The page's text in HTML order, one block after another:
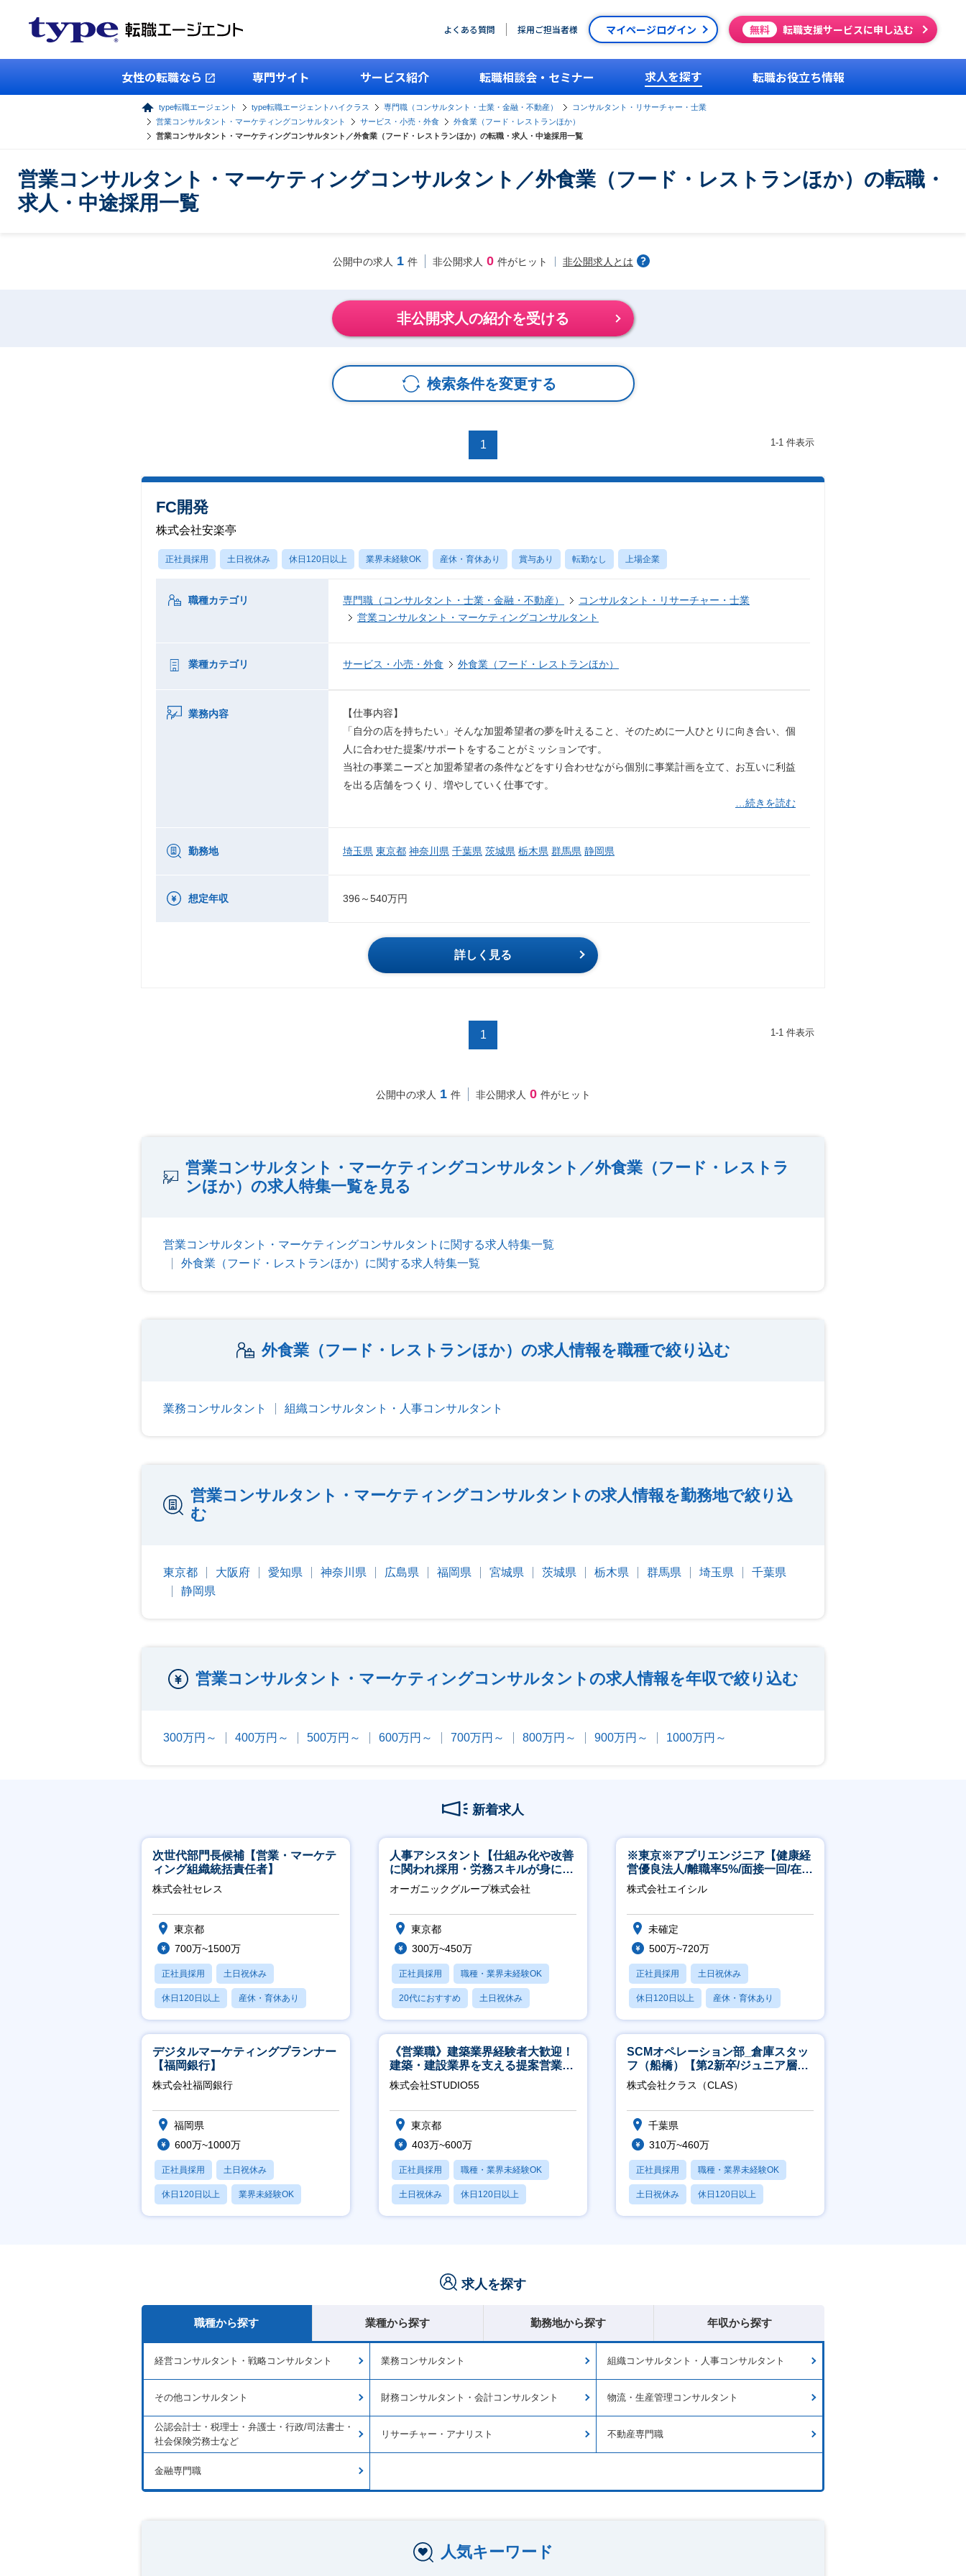
よくある質問 採用ご担当者様 マイページログイン 無料 転職支援サービスに申し込む
女性の転職なら 専門サイト サービス紹介 転職相談会・セミナー 求人を探す 転職お役立ち情報
type転職エージェント type転職エージェントハイクラス 専門職（コンサルタント・士業・金融・不動産）
コンサルタント・リサーチャー・士業
営業コンサルタント・マーケティングコンサルタント
サービス・小売・外食
外食業（フード・レストランほか）
営業コンサルタント・マーケティングコンサルタント／外食業（フード・レストランほか）の転職・求人・中途採用一覧
営業コンサルタント・マーケティングコンサルタント／外食業（フード・レストランほか）の転職・
求人・中途採用一覧
公開中の求人 1 件 非公開求人 0 件がヒット 非公開求人とは
非公開求人の紹介を受ける
検索条件を変更する
1 1-1 件表示
FC開発
株式会社安楽亭
正社員採用 土日祝休み 休日120日以上 業界未経験OK 産休・育休あり 賞与あり 転勤なし 上場企業
職種カテゴリ 専門職（コンサルタント・士業・金融・不動産）
コンサルタント・リサーチャー・士業
営業コンサルタント・マーケティングコンサルタント
業種カテゴリ サービス・小売・外食 外食業（フード・レストランほか）
業務内容
【仕事内容】
「自分の店を持ちたい」そんな加盟希望者の夢を叶えること、そのために一人ひとりに向き合い、個
人に合わせた提案/サポートをすることがミッションです。
当社の事業ニーズと加盟希望者の条件などをすり合わせながら個別に事業計画を立て、お互いに利益
を出る店舗をつくり、増やしていく仕事です。
…続きを読む
勤務地 埼玉県 東京都 神奈川県 千葉県 茨城県 栃木県 群馬県 静岡県
想定年収 396～540万円
詳しく見る
1 1-1 件表示
公開中の求人 1 件 非公開求人 0 件がヒット
営業コンサルタント・マーケティングコンサルタント／外食業（フード・レストラ
ンほか）の求人特集一覧を見る
営業コンサルタント・マーケティングコンサルタントに関する求人特集一覧
外食業（フード・レストランほか）に関する求人特集一覧
外食業（フード・レストランほか）の求人情報を職種で絞り込む
業務コンサルタント 組織コンサルタント・人事コンサルタント
営業コンサルタント・マーケティングコンサルタントの求人情報を勤務地で絞り込
む
東京都 大阪府 愛知県 神奈川県 広島県 福岡県 宮城県 茨城県 栃木県 群馬県 埼玉県
千葉県
静岡県
営業コンサルタント・マーケティングコンサルタントの求人情報を年収で絞り込む
300万円～ 400万円～ 500万円～ 600万円～ 700万円～ 800万円～ 900万円～ 1000万円～
新着求人
次世代部門長候補【営業・マーケテ
ィング組織統括責任者】
株式会社セレス
東京都
700万~1500万
正社員採用 土日祝休み
休日120日以上 産休・育休あり
賞与あり
人事アシスタント【仕組み化や改善
に関われ採用・労務スキルが身につ
く環境／年商120億円超の事業会
社】
オーガニックグループ株式会社
東京都
300万~450万
正社員採用 職種・業界未経験OK
20代におすすめ 土日祝休み
休日120日以上
※東京※アプリエンジニア【健康経
営優良法人/離職率5%/面接一回/在宅
有/完休2日/上流案件多数】
株式会社エイシル
未確定
500万~720万
正社員採用 土日祝休み
休日120日以上 産休・育休あり
月残業20時間以内
デジタルマーケティングプランナー
【福岡銀行】
株式会社福岡銀行
福岡県
600万~1000万
正社員採用 土日祝休み
休日120日以上 業界未経験OK
産休・育休あり
《営業職》建築業界経験者大歓迎！
建築・建設業界を支える提案営業職
│年休125日◎フレックス
株式会社STUDIO55
東京都
403万~600万
正社員採用 職種・業界未経験OK
土日祝休み 休日120日以上
産休・育休あり
SCMオペレーション部_倉庫スタッ
フ（船橋）【第2新卒/ジュニア層歓
迎】
株式会社クラス（CLAS）
千葉県
310万~460万
正社員採用 職種・業界未経験OK
土日祝休み 休日120日以上
産休・育休あり
求人を探す
職種から探す 業種から探す 勤務地から探す 年収から探す
経営コンサルタント・戦略コンサルタント 業務コンサルタント 組織コンサルタント・人事コンサルタント
その他コンサルタント 財務コンサルタント・会計コンサルタント 物流・生産管理コンサルタント
公認会計士・税理士・弁護士・行政/司法書士・
社会保険労務士など
リサーチャー・アナリスト 不動産専門職
金融専門職
人気キーワード